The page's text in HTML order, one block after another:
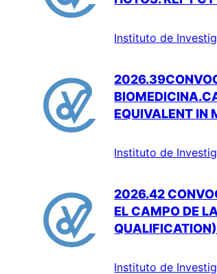
Instituto de
EQUIVALENT IN
Instituto de
2026.42
EL CAMPO DE
Instituto de